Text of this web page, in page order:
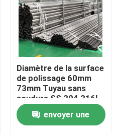
304
Diamètre de la surface
de polissage 60mm
73mm Tuyau sans
soudure SS 304 316L
Raccords de ligne de
production laminés à
froid Fabricants
envoyer une